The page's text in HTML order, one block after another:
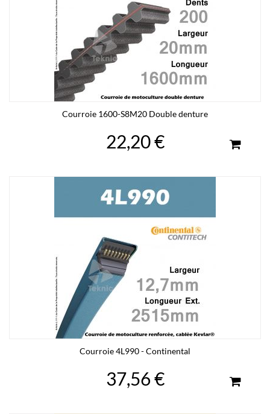
Courroie 1600-S8M20 Double denture
22,20 €
Courroie 4L990 - Continental
37,56 €